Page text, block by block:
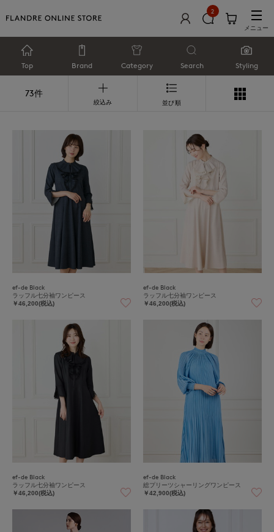
2
メニュー
Top Brand Category Search Styling
73件
絞込み 並び順
ef-de Black
ラッフル七分袖ワンピース
￥46,200(税込)
ef-de Black
ラッフル七分袖ワンピース
￥46,200(税込)
ef-de Black
ラッフル七分袖ワンピース
￥46,200(税込)
ef-de Black
総プリーツシャーリングワンピース
￥42,900(税込)